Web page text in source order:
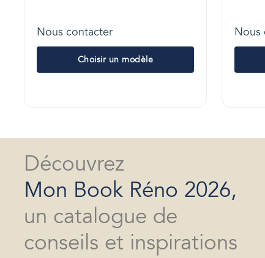
Nous contacter
Choisir un modèle
Nous
Découvrez
Mon Book Réno 2026,
un catalogue de
conseils et inspirations